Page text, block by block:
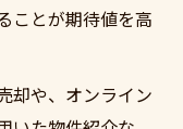
ことが期待値を高
却や、オンライン